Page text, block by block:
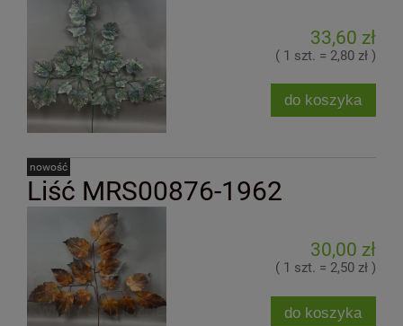
33,60 zł
( 1 szt. = 2,80 zł )
do koszyka
Liść MRS00876-1962
30,00 zł
( 1 szt. = 2,50 zł )
do koszyka
nowość